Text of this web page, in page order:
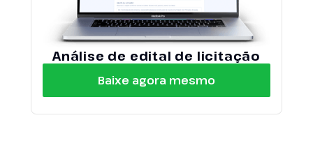
Análise de edital de licitação
Baixe agora mesmo